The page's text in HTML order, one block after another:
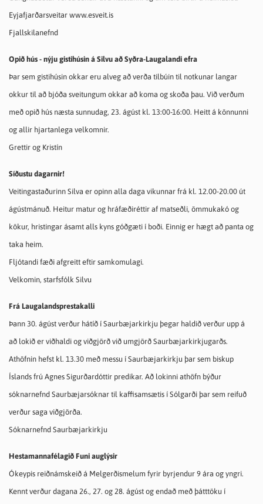
Eyjafjarðarsveitar www.esveit.is
Fjallskilanefnd
Opið hús - nýju gistihúsin á Silvu að Syðra-Laugalandi efra
Þar sem gistihúsin okkar eru alveg að verða tilbúin til notkunar langar
okkur til að bjóða sveitungum okkar að koma og skoða þau. Við verðum
með opið hús næsta sunnudag, 23. ágúst kl. 13:00-16:00. Heitt á könnunni
og allir hjartanlega velkomnir.
Grettir og Kristín
Síðustu dagarnir!
Veitingastaðurinn Silva er opinn alla daga vikunnar frá kl. 12.00-20.00 út
ágústmánuð. Heitur matur og hráfæðiréttir af matseðli, ömmukakó og
kökur, hristingar ásamt alls kyns góðgæti í boði. Einnig er hægt að panta og
taka heim.
Fljótandi fæði afgreitt eftir samkomulagi.
Velkomin, starfsfólk Silvu
Frá Laugalandsprestakalli
Þann 30. ágúst verður hátíð í Saurbæjarkirkju þegar haldið verður upp á
að lokið er viðhaldi og viðgjörð við umgjörð Saurbæjarkirkjugarðs.
Athöfnin hefst kl. 13.30 með messu í Saurbæjarkirkju þar sem biskup
Íslands frú Agnes Sigurðardóttir predikar. Að lokinni athöfn býður
sóknarnefnd Saurbæjarsóknar til kaffisamsætis í Sólgarði þar sem reifuð
verður saga viðgjörða.
Sóknarnefnd Saurbæjarkirkju
Hestamannafélagið Funi auglýsir
Ókeypis reiðnámskeið á Melgerðismelum fyrir byrjendur 9 ára og yngri.
Kennt verður dagana 26., 27. og 28. ágúst og endað með þátttöku í